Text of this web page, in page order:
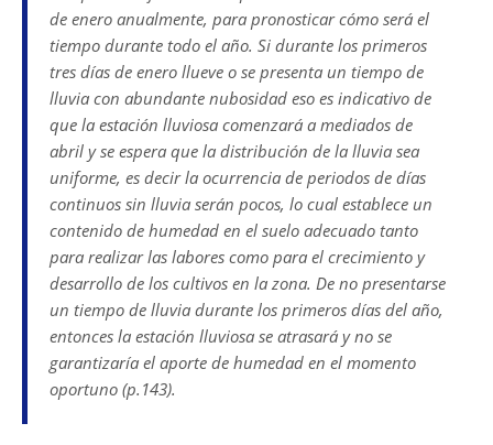
de enero anualmente, para pronosticar cómo será el
tiempo durante todo el año. Si durante los primeros
tres días de enero llueve o se presenta un tiempo de
lluvia con abundante nubosidad eso es indicativo de
que la estación lluviosa comenzará a mediados de
abril y se espera que la distribución de la lluvia sea
uniforme, es decir la ocurrencia de periodos de días
continuos sin lluvia serán pocos, lo cual establece un
contenido de humedad en el suelo adecuado tanto
para realizar las labores como para el crecimiento y
desarrollo de los cultivos en la zona. De no presentarse
un tiempo de lluvia durante los primeros días del año,
entonces la estación lluviosa se atrasará y no se
garantizaría el aporte de humedad en el momento
oportuno (p.143).